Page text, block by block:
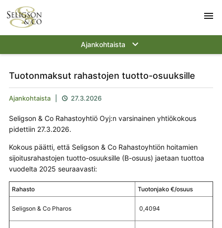
menu
Ajankohtaista keyboard_arrow_down
Tuotonmaksut rahastojen tuotto-osuuksille
Ajankohtaista 27.3.2026
Seligson & Co Rahastoyhtiö Oyj:n varsinainen yhtiökokous
pidettiin 27.3.2026.
Kokous päätti, että Seligson & Co Rahastoyhtiön hoitamien
sijoitusrahastojen tuotto-osuuksille (B-osuus) jaetaan tuottoa
vuodelta 2025 seuraavasti:
Rahasto Tuotonjako €/osuus
Seligson & Co Pharos 0,4094